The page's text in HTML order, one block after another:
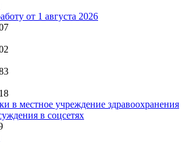
от 1 августа 2026
в местное учреждение здравоохранения
в соцсетях